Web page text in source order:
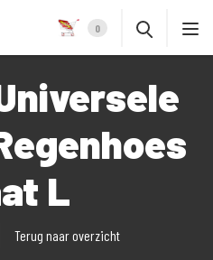
0
L
Terug naar overzicht